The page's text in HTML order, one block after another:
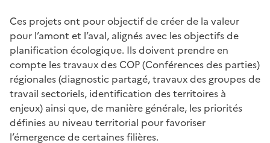
Ces projets ont pour objectif de créer de la valeur
pour l’amont et l’aval, alignés avec les objectifs de
planification écologique. Ils doivent prendre en
compte les travaux des COP (Conférences des parties)
régionales (diagnostic partagé, travaux des groupes de
travail sectoriels, identification des territoires à
enjeux) ainsi que, de manière générale, les priorités
définies au niveau territorial pour favoriser
l’émergence de certaines filières.